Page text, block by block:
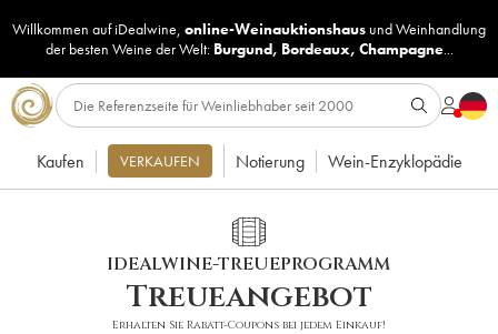
Willkommen auf iDealwine, online-Weinauktionshaus undWeinhandlung
der besten Weine der Welt: Burgund, Bordeaux, Champagne...
Kaufen VERKAUFEN Notierung Wein-Enzyklopädie
IDEALWINE-TREUEPROGRAMM
Treueangebot
Erhalten Sie Rabatt-Coupons bei jedem Einkauf!